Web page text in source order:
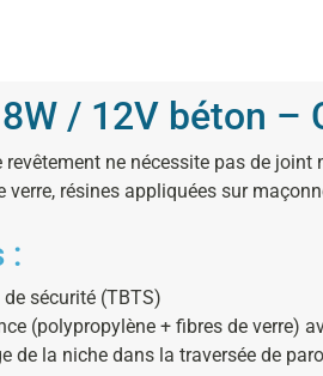
/ 12V béton –
ne nécessite pas de joint
verre, résines appliquées sur
:
sécurité (TBTS)
(polypropylène + fibres de verre)
de la niche dans la traversée de